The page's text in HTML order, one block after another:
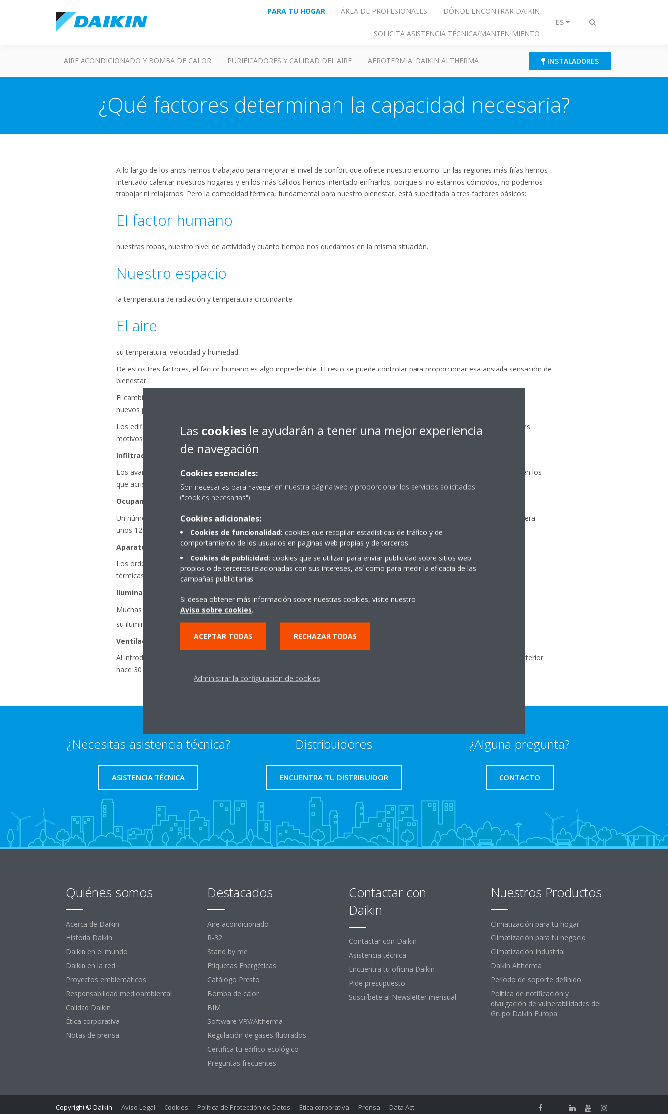
Alternar
PARA TU HOGAR ÁREA DE PROFESIONALES DÓNDE ENCONTRAR DAIKIN
SOLICITA ASISTENCIA TÉCNICA/MANTENIMIENTO
ES
AIRE ACONDICIONADO Y BOMBA DE CALOR PURIFICADORES Y CALIDAD DEL AIRE AEROTERMIA: DAIKIN ALTHERMA INSTALADORES
¿Qué factores determinan la capacidad necesaria?
A lo largo de los años hemos trabajado para mejorar el nivel de confort que ofrece nuestro entorno. En las regiones más frías hemos
intentado calentar nuestros hogares y en los más cálidos hemos intentado enfriarlos, porque si no estamos cómodos, no podemos
trabajar ni relajarnos. Pero la comodidad térmica, fundamental para nuestro bienestar, está supeditada a tres factores básicos:
El factor humano
nuestras ropas, nuestro nivel de actividad y cuánto tiempo nos quedamos en la misma situación.
Nuestro espacio
la temperatura de radiación y temperatura circundante
El aire
su temperatura, velocidad y humedad.
De estos tres factores, el factor humano es algo impredecible. El resto se puede controlar para proporcionar esa ansiada sensación de
bienestar.
El cambio de los patrones de construcción, prácticas laborales y niveles de ocupación interna han dado lugar a
nuevos parámetros dentro de los que se deben mover los diseñadores.
Los edificios modernos, por ejemplo, generan mucho más calor que los de hace, digamos, 50 años, lo cual se debe a diferentes
motivos:
Infiltración solar
Los avances en las tecnologías de construcción también han dado lugar a un aumento del uso de cristal. Incluso en los casos en los
que acristalamiento de protección solar, las ganancias solares pueden ser considerables.
Ocupantes
Un número cada vez mayor de ocupantes se aglutinan de manera sistemática en las zonas de oficinas y cada uno de ellos genera
unos 120 W/h de calor.
Aparatos eléctricos
Los ordenadores, las impresoras y las fotocopiadoras, omnipresentes en las oficinas modernas, también generan unas cargas
térmicas considerables.
Iluminación
Muchas tiendas modernas podrían ser calentadas correctamente mediante
su iluminación. En Europa, es relativamente habitual obtener unas ganancias térmicas del orden de 15-25 W/m
Ventilación
Al introducir en un edificio aire del exterior, también se introduce su temperatura, lo que puede suponer un problema si en el exterior
hace 30 ºC.
¿Necesitas asistencia técnica?
ASISTENCIA TÉCNICA
Distribuidores
ENCUENTRA TU DISTRIBUIDOR
¿Alguna pregunta?
CONTACTO
Quiénes somos
Acerca de Daikin
Historia Daikin
Daikin en el mundo
Daikin en la red
Proyectos emblemáticos
Responsabilidad medioambiental
Calidad Daikin
Ética corporativa
Notas de prensa
Destacados
Aire acondicionado
R-32
Stand by me
Etiquetas Energéticas
Catálogo Presto
Bomba de calor
BIM
Software VRV/Altherma
Regulación de gases fluorados
Certifica tu edifico ecológico
Preguntas frecuentes
Contactar con
Daikin
Contactar con Daikin
Asistencia técnica
Encuentra tu oficina Daikin
Pide presupuesto
Suscríbete al Newsletter mensual
Nuestros Productos
Climatización para tu hogar
Climatización para tu negocio
Climatización Industrial
Daikin Altherma
Período de soporte definido
Política de notificación y
divulgación de vulnerabilidades del
Grupo Daikin Europa
Copyright © Daikin Aviso Legal Cookies Política de Protección de Datos Ética corporativa Prensa Data Act
Las cookies le ayudarán a tener una mejor experiencia
de navegación
Cookies esenciales:
Son necesarias para navegar en nuestra página web y proporcionar los servicios solicitados
("cookies necesarias").
Cookies adicionales:
Cookies de funcionalidad: cookies que recopilan estadísticas de tráfico y de
comportamiento de los usuarios en paginas web propias y de terceros
Cookies de publicidad: cookies que se utilizan para enviar publicidad sobre sitios web
propios o de terceros relacionadas con sus intereses, así como para medir la eficacia de las
campañas publicitarias
Si desea obtener más información sobre nuestras cookies, visite nuestro
Aviso sobre cookies.
ACEPTAR TODAS RECHAZAR TODAS
Administrar la configuración de cookies